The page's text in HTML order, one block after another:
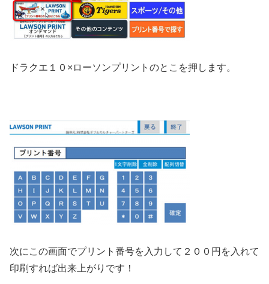
ドラクエ１０×ローソンプリントのとこを押します。
次にこの画面でプリント番号を入力して２００円を入れて
印刷すれば出来上がりです！